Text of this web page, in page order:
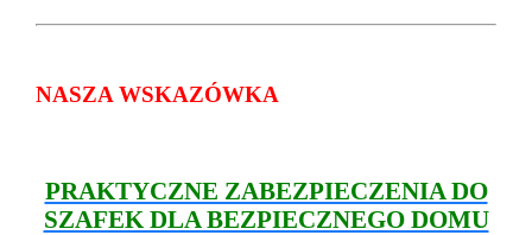
NASZA WSKAZÓWKA
PRAKTYCZNE ZABEZPIECZENIA DO
SZAFEK DLA BEZPIECZNEGO DOMU